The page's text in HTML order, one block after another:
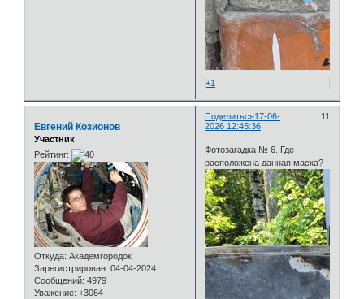
+1
Поделиться 11
17-06-
2026 12:45:36
Евгений Козионов
Участник
Рейтинг:
Откуда: Академгородок
Зарегистрирован: 04-04-2024
Сообщений: 4979
Уважение: +3064
Фотозагадка № 6. Где
расположена данная маска?